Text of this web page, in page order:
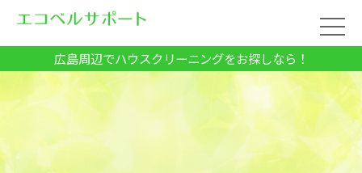
広島周辺でハウスクリーニングをお探しなら！